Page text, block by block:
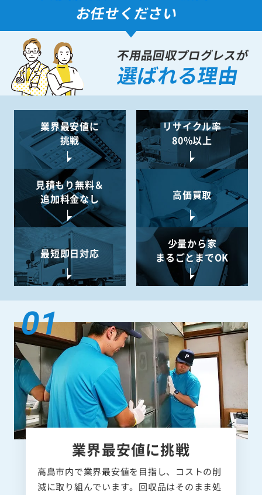
お任せください
不用品回収プログレスが
選ばれる理由
業界最安値に
挑戦
リサイクル率
80%以上
見積もり無料＆
追加料金なし
高価買取
最短即日対応
少量から家
まるごとまでOK
業界最安値に挑戦
高島市内で業界最安値を目指し、コストの削
減に取り組んでいます。回収品はそのまま処